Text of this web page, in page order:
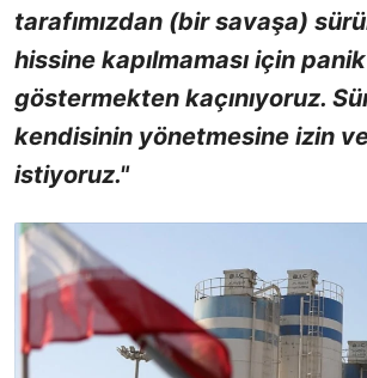
tarafımızdan (bir savaşa)
hissine kapılmaması için panik
göstermekten kaçınıyoruz.
kendisinin yönetmesine izin
istiyoruz."